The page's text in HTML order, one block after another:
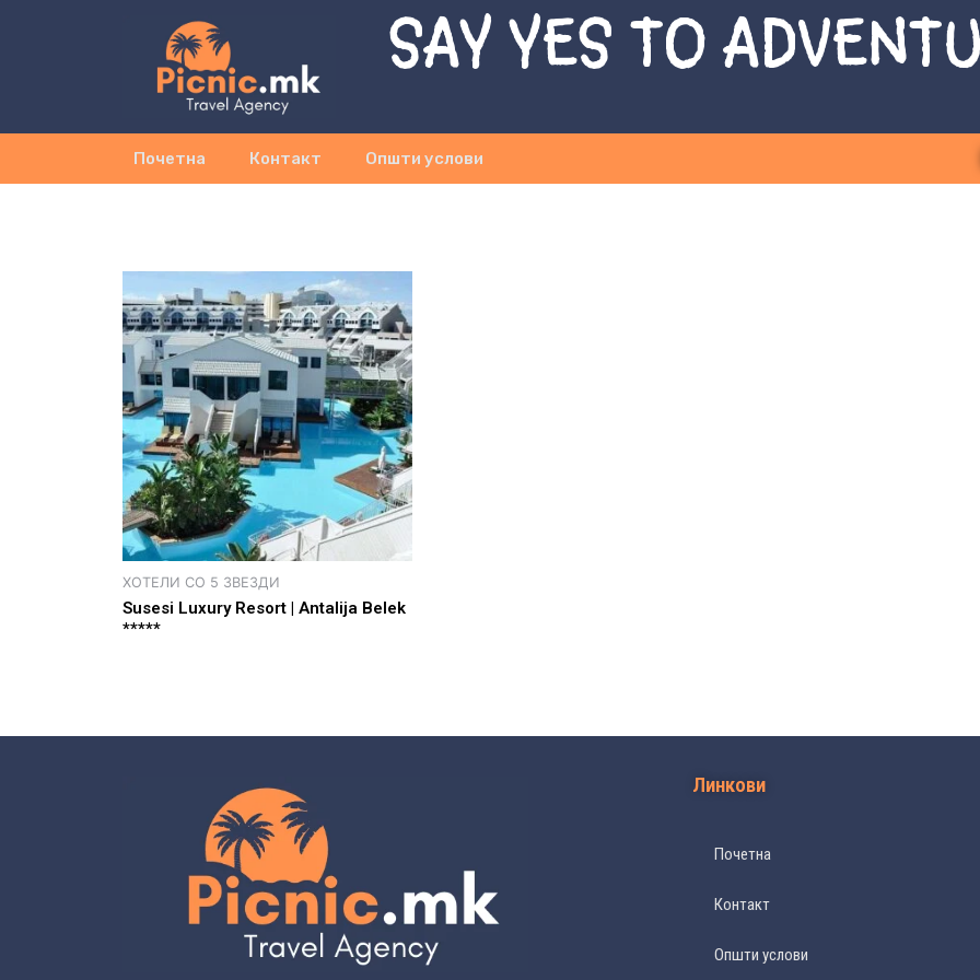
SAY YES TO
Почетна Контакт Општи услови
ХОТЕЛИ СО 5 ЗВЕЗДИ
Susesi Luxury Resort | Antalija Belek
*****
Линкови
Почетна
Контакт
Општи услови